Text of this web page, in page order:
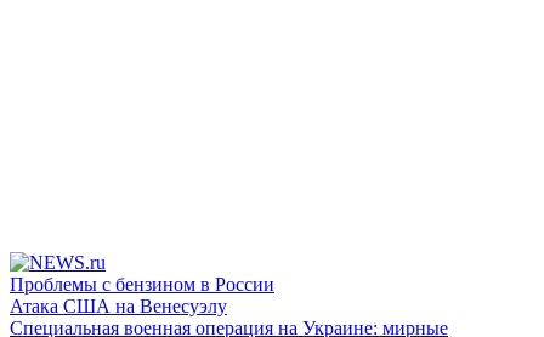
Проблемы с бензином в России
Атака США на Венесуэлу
Специальная военная операция на Украине: мирные